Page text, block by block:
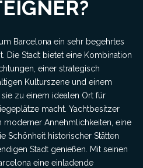
Barcelona ein sehr begehrtes
Die Stadt bietet eine Kombination
einer strategisch
Kulturszene und einem
zu einem idealen Ort für
macht. Yachtbesitzer
moderner Annehmlichkeiten, eine
Schönheit historischer Stätten
Stadt genießen. Mit seinen
eine einladende